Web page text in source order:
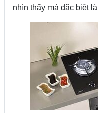
nhìn thấy mà đặc biệt